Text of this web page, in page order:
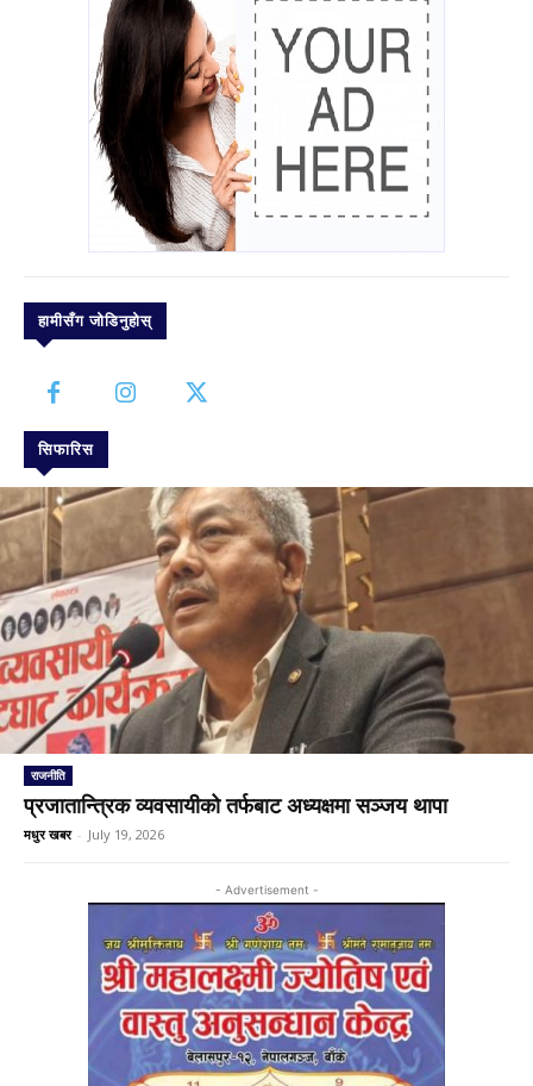
हामीसँग जोडिनुहोस्
सिफारिस
राजनीति
प्रजातान्त्रिक व्यवसायीको तर्फबाट अध्यक्षमा सञ्जय थापा
मधुर खबर - July 19, 2026
- Advertisement -